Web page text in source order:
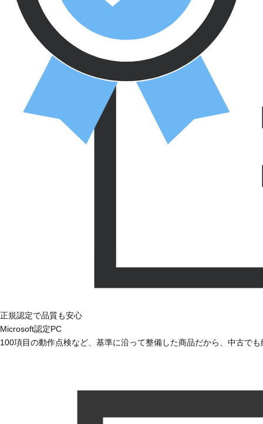
正規認定で品質も安心
Microsoft認定PC
100項目の動作点検など、基準に沿って整備した商品だから、中古で